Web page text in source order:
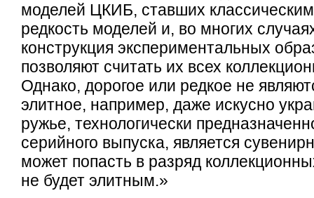
моделей ЦКИБ, ставших
редкость моделей и, во многих
конструкция экспериментальных
позволяют считать их всех
Однако, дорогое или редкое не
элитное, например, даже искусно
ружье, технологически
серийного выпуска, является
может попасть в разряд
не будет элитным.»